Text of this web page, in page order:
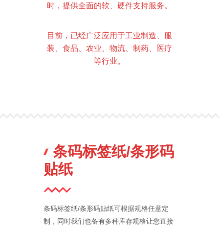
时，提供全面的软、硬件支持服务。
目前，已经广泛应用于工业制造、服
装、食品、农业、物流、制药、医疗
等行业。
条码标签纸/条形码
贴纸
条码标签纸/条形码贴纸可根据规格任意定
制，同时我们也备有多种库存规格让您直接